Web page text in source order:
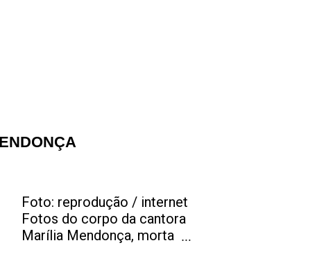
Foto: reprodução / internet
Fotos do corpo da cantora
Marília Mendonça, morta